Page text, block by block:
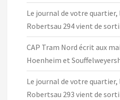
Le journal de votre quartier,
Robertsau 294 vient de
CAP Tram Nord écrit aux
Hoenheim et
Le journal de votre quartier,
Robertsau 293 vient de